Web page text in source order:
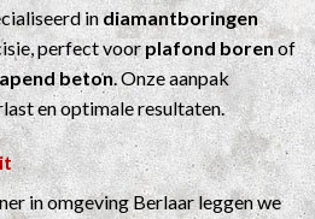
indiamantboringen
perfect voorplafond borenof
beton. Onze aanpak
en optimale resultaten.
in omgeving Berlaar leggen we